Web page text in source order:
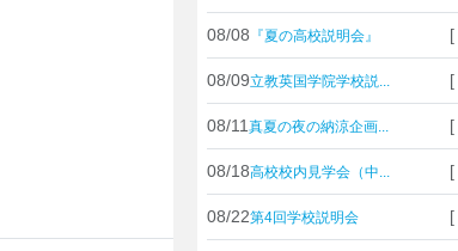
08/08 『夏の高校説明会』 [
08/09立教英国学院学校説... [
08/11 真夏の夜の納涼企画... [
08/18高校校内見学会（中... [
08/22第4回学校説明会 [